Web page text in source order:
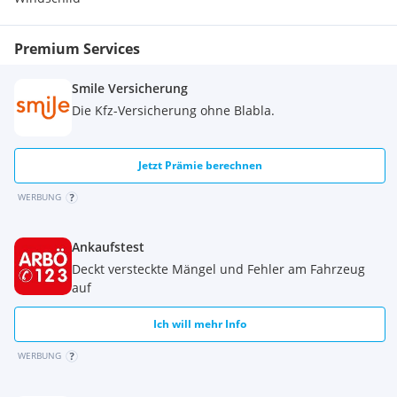
Schaltautomat mit Blibber, Ride-By-Wire, Tempomat,
Traktionskontrolle,
Sturzbügel, TFT-Display, Fahrmodi, Reifendruck- u. -
Hauptständer, Totwinkelassistent, Dashcam, Offroadmodus,
...
Irrtümer, Tippfehler und Preisänderungen vorbehalten
Premium Services
Smile Versicherung
Die Kfz-Versicherung ohne Blabla.
Jetzt Prämie berechnen
WERBUNG
Ankaufstest
Deckt versteckte Mängel und Fehler am Fahrzeug
auf
Ich will mehr Info
WERBUNG